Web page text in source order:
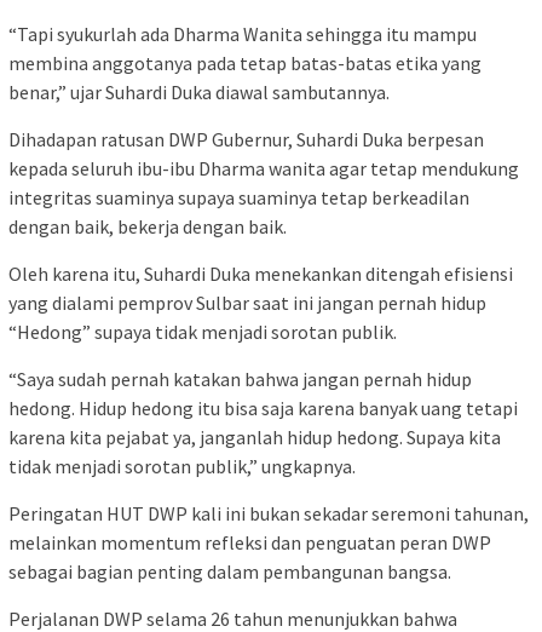
“Tapi syukurlah ada Dharma Wanita sehingga itu mampu
membina anggotanya pada tetap batas-batas etika yang
benar,” ujar Suhardi Duka diawal sambutannya.
Dihadapan ratusan DWP Gubernur, Suhardi Duka berpesan
kepada seluruh ibu-ibu Dharma wanita agar tetap mendukung
integritas suaminya supaya suaminya tetap berkeadilan
dengan baik, bekerja dengan baik.
Oleh karena itu, Suhardi Duka menekankan ditengah efisiensi
yang dialami pemprov Sulbar saat ini jangan pernah hidup
“Hedong” supaya tidak menjadi sorotan publik.
“Saya sudah pernah katakan bahwa jangan pernah hidup
hedong. Hidup hedong itu bisa saja karena banyak uang tetapi
karena kita pejabat ya, janganlah hidup hedong. Supaya kita
tidak menjadi sorotan publik,” ungkapnya.
Peringatan HUT DWP kali ini bukan sekadar seremoni tahunan,
melainkan momentum refleksi dan penguatan peran DWP
sebagai bagian penting dalam pembangunan bangsa.
Perjalanan DWP selama 26 tahun menunjukkan bahwa